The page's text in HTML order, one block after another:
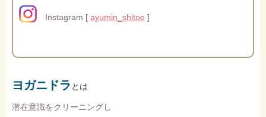
Instagram [ ayumin_shitoe ]
ヨガニドラ とは
潜在意識をクリーニングし